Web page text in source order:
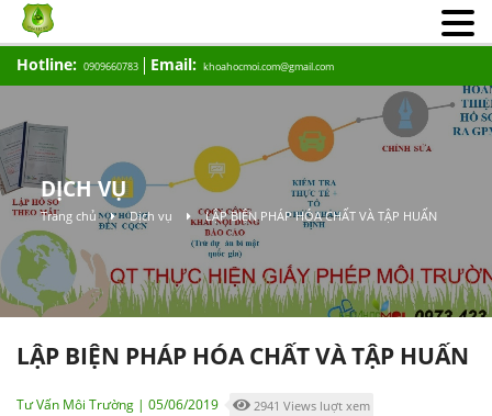
Hotline: 0909660783 Email: khoahocmoi.com@gmail.com
DỊCH VỤ
Trang chủ Dịch vụ LẬP BIỆN PHÁP HÓA CHẤT VÀ TẬP HUẤN
LẬP BIỆN PHÁP HÓA CHẤT VÀ TẬP HUẤN
Tư Vấn Môi Trường | 05/06/2019 2941 Views luợt xem